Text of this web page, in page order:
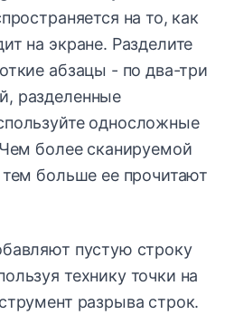
на то, как
на экране. Разделите
абзацы - по два-три
разделенные
односложные
более сканируемой
больше ее прочитают
пустую строку
технику точки на
разрыва строк.